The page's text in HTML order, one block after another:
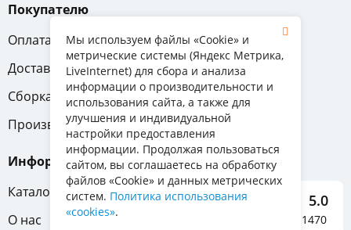
Покупателю
Оплата
Вопрос-ответ
Доставка
Обмен и возврат
Сборка
Гарантия
Производители
Информация
Каталог мебели
О нас
5.0
Отзывы о нас 1470
Мы используем файлы «Cookie» и
метрические системы (Яндекс Метрика,
LiveInternet) для сбора и анализа
информации о производительности и
использования сайта, а также для
улучшения и индивидуальной
настройки предоставления
информации. Продолжая пользоваться
сайтом, вы соглашаетесь на обработку
файлов «Cookie» и данных метрических
систем. Политика использования
«cookies».